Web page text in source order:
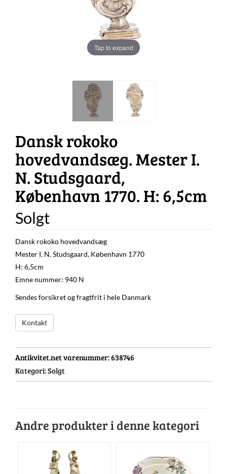
Tap to expand
Dansk rokoko
hovedvandsæg. Mester I.
N. Studsgaard,
København 1770. H: 6,5cm
Solgt
Dansk rokoko hovedvandsæg
Mester I. N. Studsgaard, København 1770
H: 6,5cm
Emne nummer: 940 N
Sendes forsikret og fragtfrit i hele Danmark
Kontakt
Antikvitet.net varenummer:638746
Kategori:Solgt
Andre produkter i denne kategori